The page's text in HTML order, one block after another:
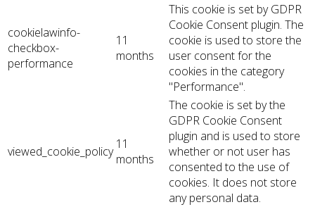
cookielawinfo-
checkbox-
performance
11
months
This cookie is set by GDPR
Cookie Consent plugin. The
cookie is used to store the
user consent for the
cookies in the category
"Performance".
viewed_cookie_policy 11
months
The cookie is set by the
GDPR Cookie Consent
plugin and is used to store
whether or not user has
consented to the use of
cookies. It does not store
any personal data.